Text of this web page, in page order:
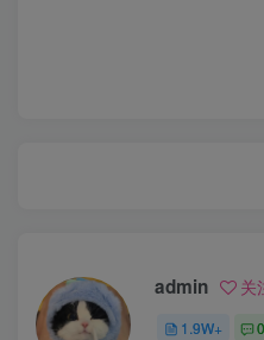
admin 关
1.9W+ 0